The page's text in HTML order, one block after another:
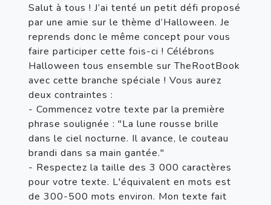
Salut à tous ! J’ai tenté un petit défi proposé
par une amie sur le thème d’Halloween. Je
reprends donc le même concept pour vous
faire participer cette fois-ci ! Célébrons
Halloween tous ensemble sur TheRootBook
avec cette branche spéciale ! Vous aurez
deux contraintes :
- Commencez votre texte par la première
phrase soulignée : "La lune rousse brille
dans le ciel nocturne. Il avance, le couteau
brandi dans sa main gantée."
- Respectez la taille des 3 000 caractères
pour votre texte. L'équivalent en mots est
de 300-500 mots environ. Mon texte fait